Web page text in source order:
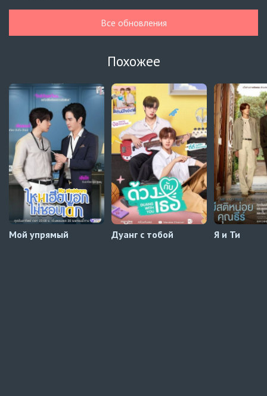
Автосабы русские / украинские
Принц-слуга
7 серия
Превью
Принц-слуга6 серия
Автосабы русские / украинские
Все обновления
Похожее
Мой упрямый Дуанг с тобой Я и Ти